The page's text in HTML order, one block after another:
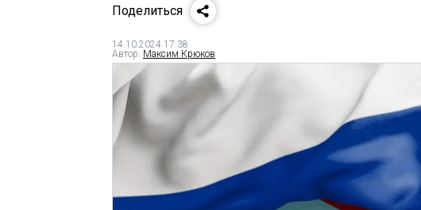
Поделиться
14.10.2024 17:38
Автор: Максим Крюков